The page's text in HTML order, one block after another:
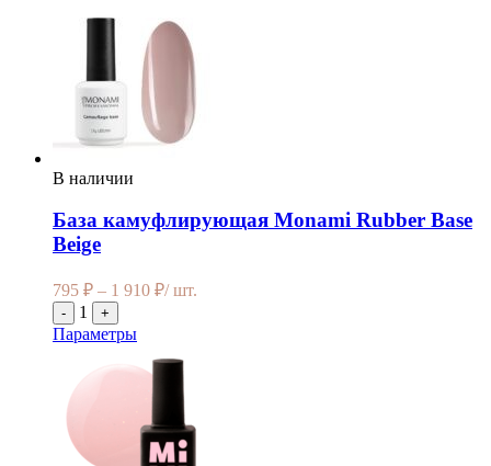
В наличии
База камуфлирующая Monami Rubber Base
Beige
795 ₽ – 1 910 ₽/ шт.
- 1 +
Параметры